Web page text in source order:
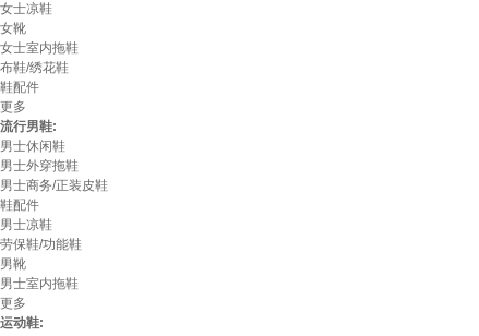
女士凉鞋
女靴
女士室内拖鞋
布鞋/绣花鞋
鞋配件
更多
流行男鞋:
男士休闲鞋
男士外穿拖鞋
男士商务/正装皮鞋
鞋配件
男士凉鞋
劳保鞋/功能鞋
男靴
男士室内拖鞋
更多
运动鞋: